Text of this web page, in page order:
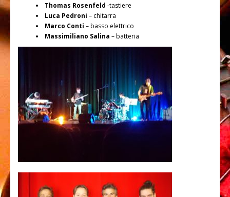
RHYTHM CARDS
Liuteria
Strumentazione
Thomas Rosenfeld -tastiere
Luca Pedroni – chitarra
Marco Conti – basso elettrico
Massimiliano Salina – batteria